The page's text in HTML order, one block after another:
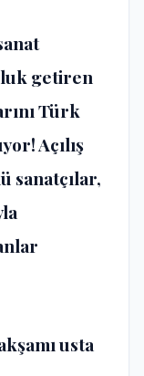
getiren
Türk
Açılış
sanatçılar,
usta